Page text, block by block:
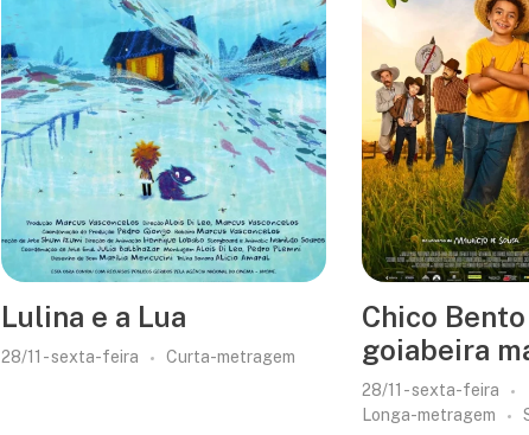
Lulina e a Lua
28/11 - sexta-feira Curta-metragem
Chico Bento
goiabeira
28/11 - sexta-feira
Longa-metragem